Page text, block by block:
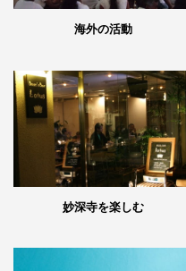
海外の活動
妙深寺を楽しむ